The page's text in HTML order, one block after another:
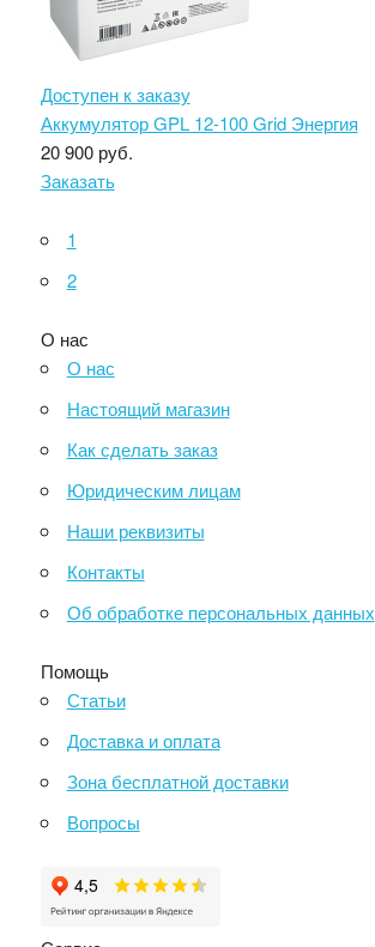
Доступен к заказу
Аккумулятор GPL 12-100 Grid Энергия
20 900 руб.
Заказать
1
2
О нас
О нас
Настоящий магазин
Как сделать заказ
Юридическим лицам
Наши реквизиты
Контакты
Об обработке персональных данных
Помощь
Статьи
Доставка и оплата
Зона бесплатной доставки
Вопросы